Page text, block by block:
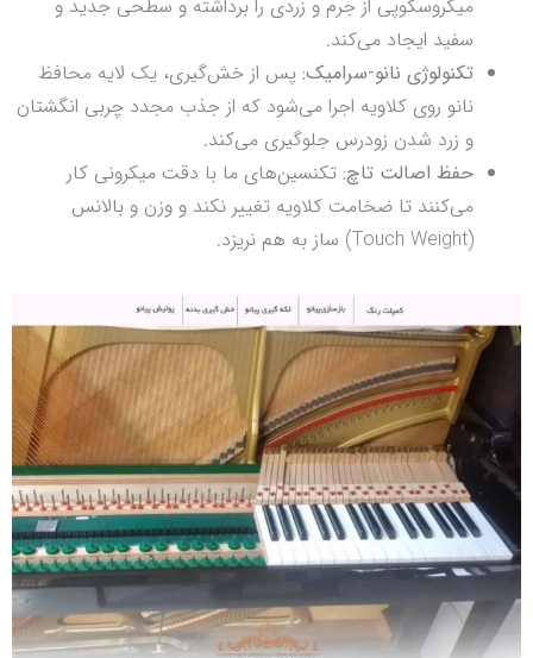
میکروسکوپی از جرم و زردی را برداشته و سطحی جدید و
سفید ایجاد می‌کند.
تکنولوژی نانو-سرامیک: پس از خش‌گیری، یک لایه محافظ
نانو روی کلاویه اجرا می‌شود که از جذب مجدد چربی انگشتان
و زرد شدن زودرس جلوگیری می‌کند.
حفظ اصالت تاچ: تکنسین‌های ما با دقت میکرونی کار
می‌کنند تا ضخامت کلاویه تغییر نکند و وزن و بالانس
(Touch Weight) ساز به هم نریزد.